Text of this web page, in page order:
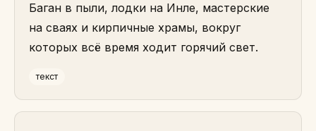
Баган в пыли, лодки на Инле, мастерские
на сваях и кирпичные храмы, вокруг
которых всё время ходит горячий свет.
текст